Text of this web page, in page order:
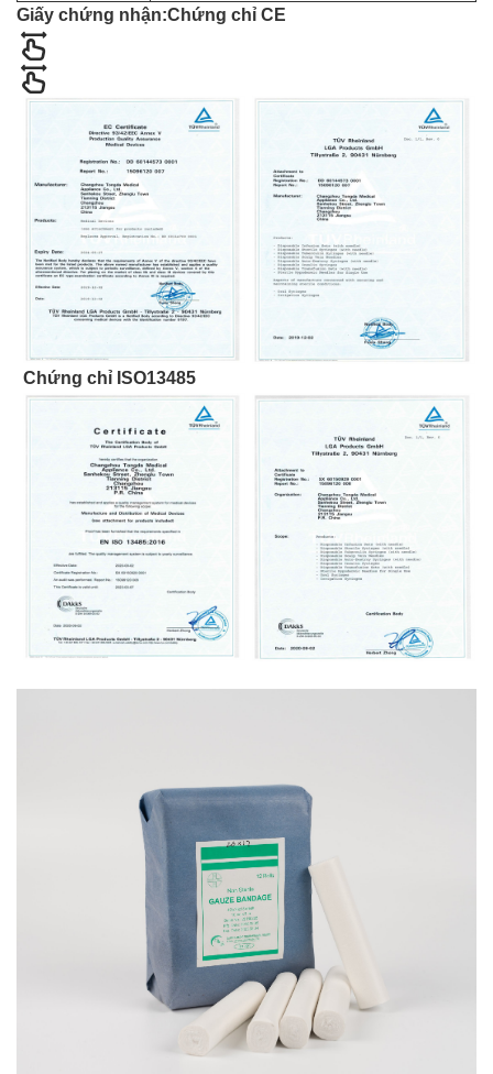
Giấy chứng nhận:Chứng chỉ CE
Chứng chỉ ISO13485